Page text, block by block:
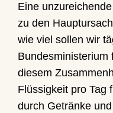
Eine
zu den
wie viel sollen wir
Bundesministerium
diesem
Flüssigkeit pro Tag
durch Getränke